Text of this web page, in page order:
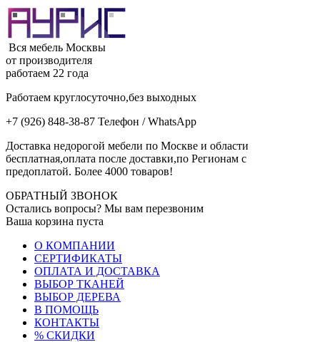
Вся мебель Москвы
от производителя
работаем 22 года
Работаем круглосуточно,без выходных
+7 (926) 848-38-87 Телефон / WhatsApp
Доставка недорогой мебели по Москве и области
бесплатная,оплата после доставки,по Регионам с
предоплатой. Более 4000 товаров!
ОБРАТНЫЙ ЗВОНОК
Остались вопросы? Мы вам перезвоним
Ваша корзина пуста
О КОМПАНИИ
СЕРТИФИКАТЫ
ОПЛАТА И ДОСТАВКА
ВЫБОР ТКАНЕЙ
ВЫБОР ДЕРЕВА
В ПОМОЩЬ
КОНТАКТЫ
% СКИДКИ